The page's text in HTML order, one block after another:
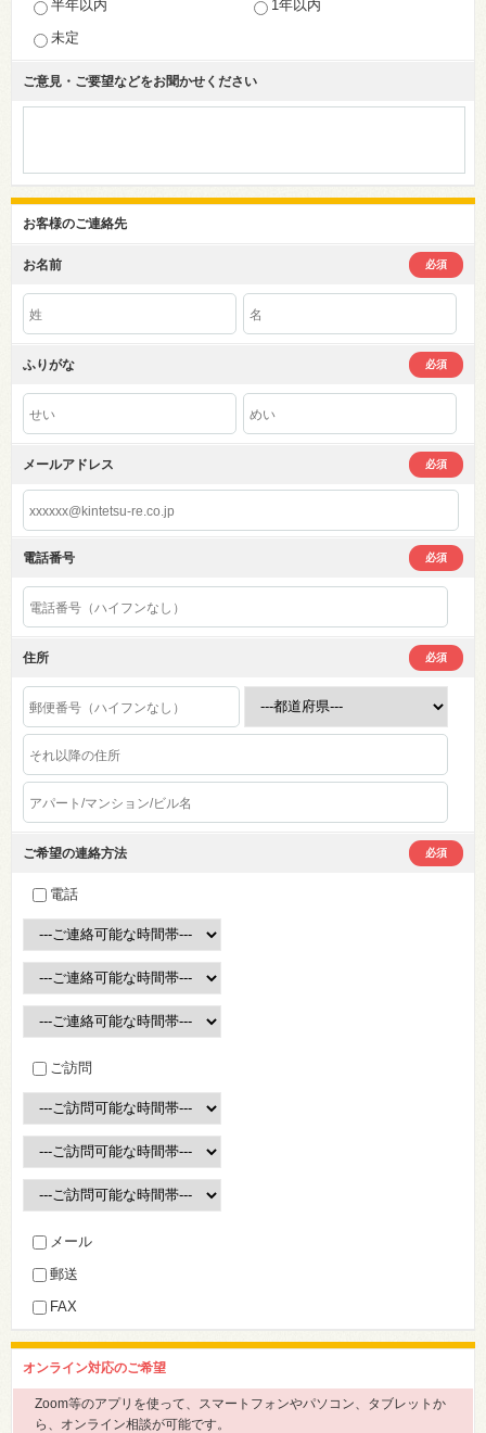
半年以内
1年以内
未定
ご意見・ご要望などをお聞かせください
お客様のご連絡先
お名前 必須
ふりがな 必須
メールアドレス 必須
電話番号 必須
住所 必須
ご希望の連絡方法 必須
電話
ご訪問
メール
郵送
FAX
オンライン対応のご希望
Zoom等のアプリを使って、スマートフォンやパソコン、タブレットか
ら、オンライン相談が可能です。